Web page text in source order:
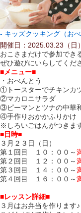
キッズクッキング（おべ
開催日：2025.03.23（日）
おこさまだけで参加でき
ぜひ遊びにいらしてくだ
■メニュー■
・おべんとう
①トースターでチキンカ
②マカロニサラダ
③ピーマンとツナの中華
④手作りおかかふりかけ
※しろいごはんがつきま
■日時■
３月２３日
（日）
第１回目 １０：００～
第２回目 １２：００～
第３回目 １４：００～
第４回目 １６：００～
■レッスン詳細■
３ 月はお弁当を作ります♪